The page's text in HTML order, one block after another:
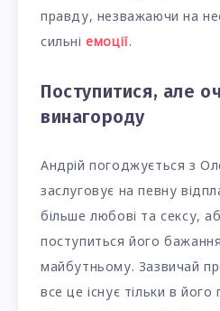
правду, незважаючи на
сильніемоції.
Поступитися, але
винагороду
Андрій погоджується з
заслуговує на певну
більше любові та сексу,
поступиться його
майбутньому. Зазвичай
все це існує тільки в